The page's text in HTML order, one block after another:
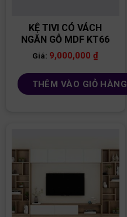
KỆ TIVI CÓ VÁCH
NGĂN GỖ MDF KT66
Giá: 9,000,000₫
THÊM VÀO GIỎ HÀNG